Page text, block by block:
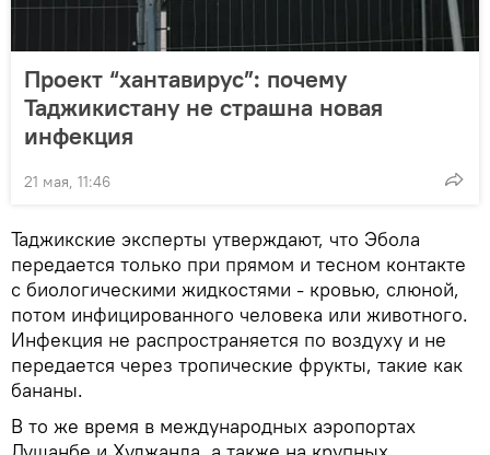
Проект “хантавирус”: почему
Таджикистану не страшна новая
инфекция
21 мая, 11:46
Таджикские эксперты утверждают, что Эбола
передается только при прямом и тесном контакте
с биологическими жидкостями - кровью, слюной,
потом инфицированного человека или животного.
Инфекция не распространяется по воздуху и не
передается через тропические фрукты, такие как
бананы.
В то же время в международных аэропортах